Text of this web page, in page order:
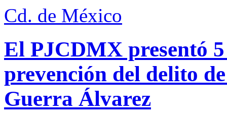
Cd. de México
El PJCDMX presentó
prevención del delito
Guerra Álvarez